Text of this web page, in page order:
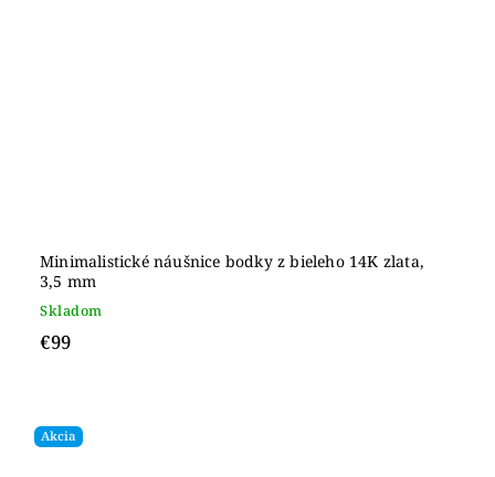
Minimalistické náušnice bodky z bieleho 14K zlata,
3,5 mm
Skladom
€99
Akcia